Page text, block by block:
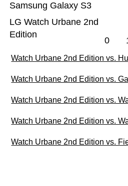
LG Watch Urbane 2nd
Edition
Samsung Galaxy S3
0
Watch Urbane 2nd Edition vs.
Watch Urbane 2nd Edition vs.
Watch Urbane 2nd Edition vs.
Watch Urbane 2nd Edition vs.
Watch Urbane 2nd Edition vs.